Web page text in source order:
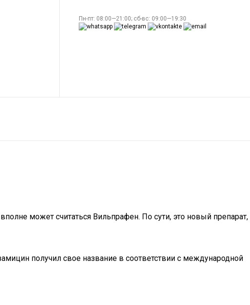
Пн-пт: 08:00—21:00; сб-вс: 09:00—19:30
может считаться Вильпрафен. По сути, это новый препарат,
получил свое название в соответствии с международной